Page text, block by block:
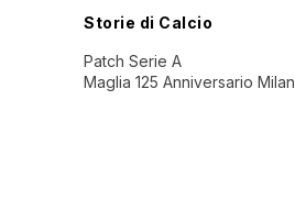
Storie di Calcio
Patch Serie A
Maglia 125 Anniversario Milan